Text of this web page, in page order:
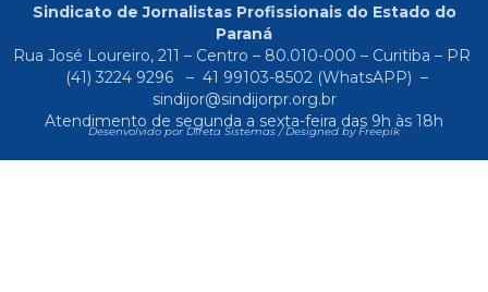
Sindicato de Jornalistas Profissionais do Estado do
Paraná
Rua José Loureiro, 211 – Centro – 80.010-000 – Curitiba – PR
(41) 3224 9296
– 41 99103-8502(WhatsAPP) –
sindijor@sindijorpr.org.br
Atendimento de segunda a sexta-feira das 9h às 18h
Desenvolvido por Direta Sistemas /Designed by Freepik